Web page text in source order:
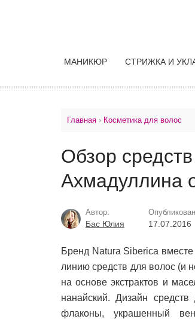
МАНИКЮР СТРИЖКА И
Главная › Косметика для волос
Обзор
Ахмадуллина
Автор:
Бас Юлия 17.07.2016
Бренд Natura Siberica
линию средств для волос (и
на основе экстрактов и
нанайский. Дизайн
флаконы, украшенный